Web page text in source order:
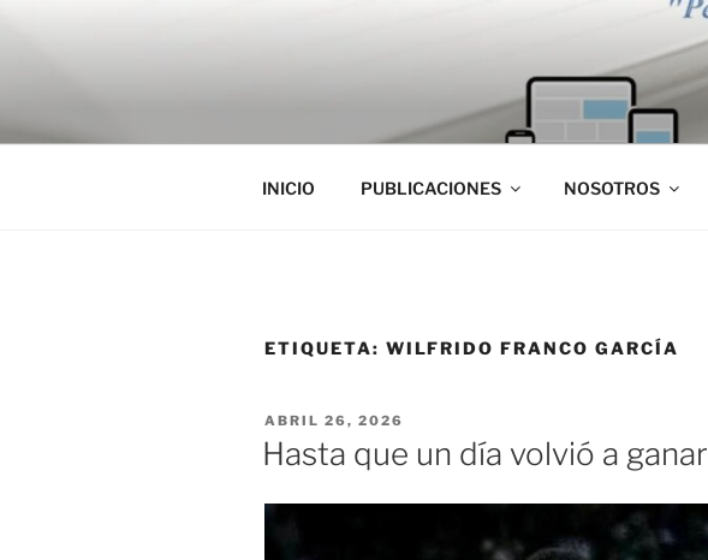
INICIO PUBLICACIONES NOSOTROS
ETIQUETA: WILFRIDO FRANCO GARCÍA
PUBLICADO
EL
ABRIL 26, 2026
Hasta que un día volvió a ganar